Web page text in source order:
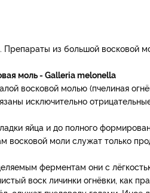
Препараты из большой восковой
моль - Galleria melonella
восковой молью (пчелиная
исключительно
яйца и до полного
восковой моли служат только
ферментам они с
воск личинки огнёвки, как